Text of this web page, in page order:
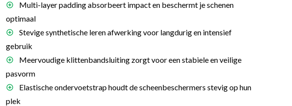
Multi-layer padding absorbeert impact en beschermt je schenen
optimaal
Stevige synthetische leren afwerking voor langdurig en intensief
gebruik
Meervoudige klittenbandsluiting zorgt voor een stabiele en veilige
pasvorm
Elastische ondervoetstrap houdt de scheenbeschermers stevig op hun
plek